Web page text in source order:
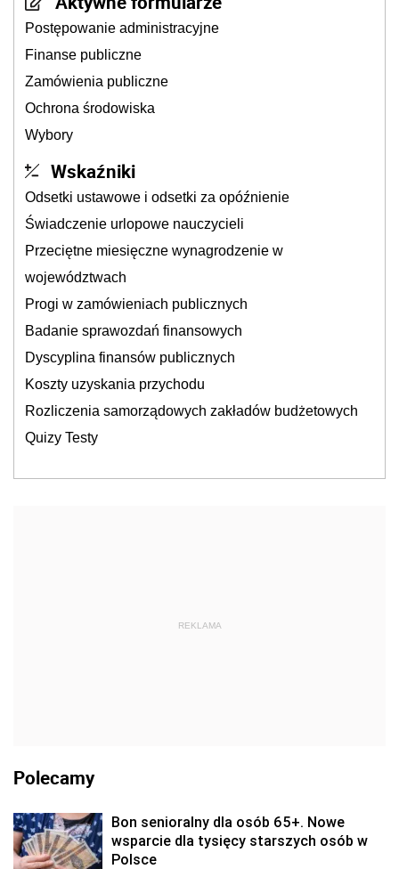
Postępowanie administracyjne
Finanse publiczne
Zamówienia publiczne
Ochrona środowiska
Wybory
Wskaźniki
Odsetki ustawowe i odsetki za opóźnienie
Świadczenie urlopowe nauczycieli
Przeciętne miesięczne wynagrodzenie w
województwach
Progi w zamówieniach publicznych
Badanie sprawozdań finansowych
Dyscyplina finansów publicznych
Koszty uzyskania przychodu
Rozliczenia samorządowych zakładów budżetowych
Quizy Testy
REKLAMA
Polecamy
Bon senioralny dla osób 65+. Nowe
wsparcie dla tysięcy starszych osób w
Polsce